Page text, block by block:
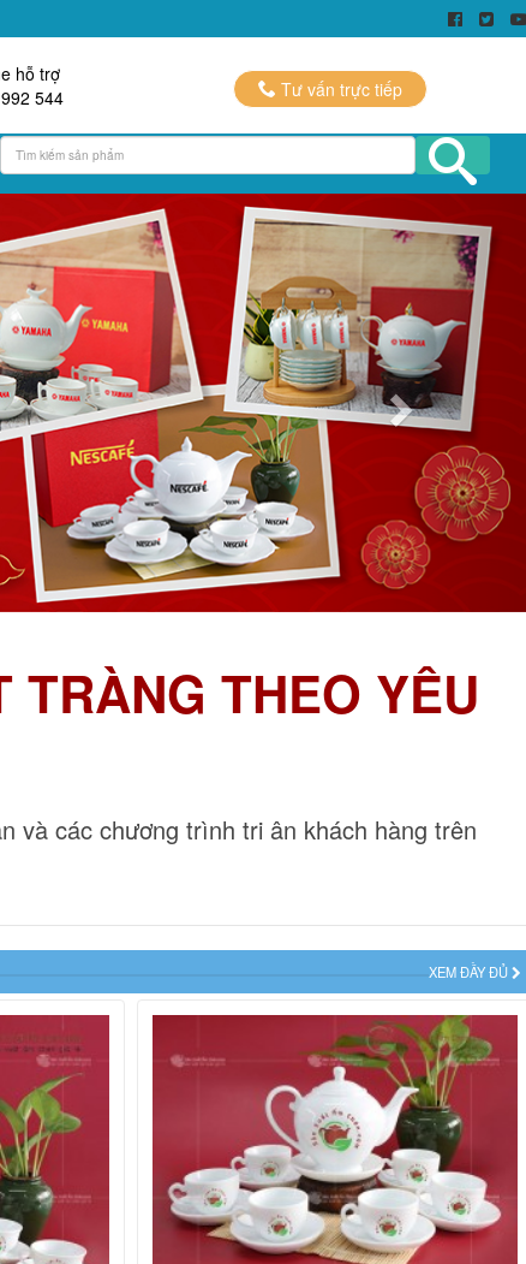
hỗ trợ
544
Tư vấn trực tiếp
THEO YÊU
và các chương trình tri ân khách hàng trên
XEM ĐẦY ĐỦ